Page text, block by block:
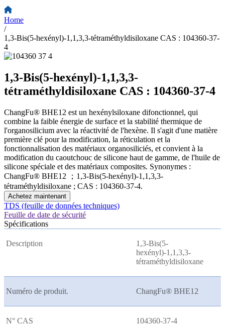
Home
/
1,3-Bis(5-hexényl)-1,1,3,3-tétraméthyldisiloxane CAS : 104360-37-
4
1,3-Bis(5-hexényl)-1,1,3,3-
tétraméthyldisiloxane CAS : 104360-37-4
ChangFu® BHE12 est un hexénylsiloxane difonctionnel, qui
combine la faible énergie de surface et la stabilité thermique de
l'organosilicium avec la réactivité de l'hexène. Il s'agit d'une matière
première clé pour la modification, la réticulation et la
fonctionnalisation des matériaux organosiliciés, et convient à la
modification du caoutchouc de silicone haut de gamme, de l'huile de
silicone spéciale et des matériaux composites. Synonymes :
ChangFu® BHE12 ；1,3-Bis(5-hexényl)-1,1,3,3-
tétraméthyldisiloxane ; CAS : 104360-37-4.
Achetez maintenant
TDS (feuille de données techniques)
Feuille de date de sécurité
Spécifications
Description
1,3-Bis(5-
hexényl)-1,1,3,3-
tétraméthyldisiloxane
Numéro de produit. ChangFu® BHE12
N° CAS 104360-37-4